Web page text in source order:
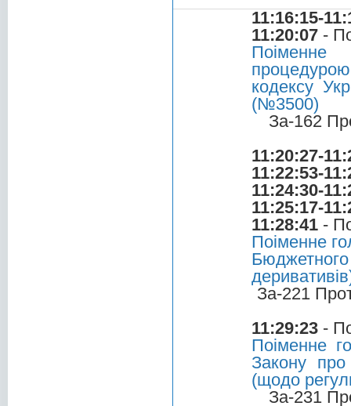
11:16:15-
11:20:07 -
Поіменне
кодексу
(№3500)
За-162
11:20:27-
11:22:53-
11:24:30-
11:25:17-
11:28:41 -
Поіменне
За-221
11:29:23 -
Поіменне
Закону
(щодо
За-231